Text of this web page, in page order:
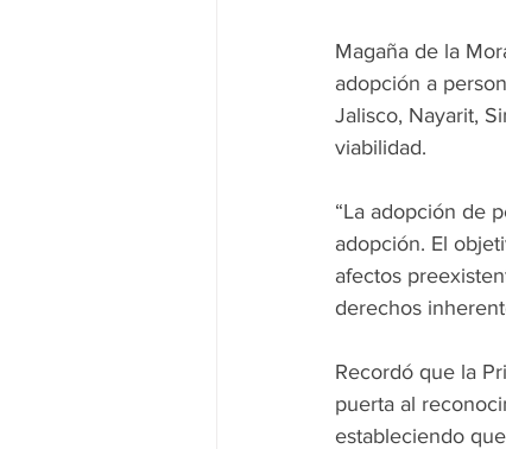
Magaña de la
adopción a
Jalisco, Nayarit,
viabilidad.
“La adopción de
adopción. El
afectos
derechos
Recordó que la
puerta al
estableciendo